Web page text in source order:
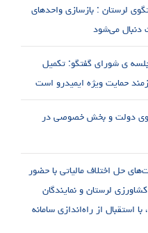
لرستان : بازسازی واحدهای
دنبال می‌شود
ی شورای گفتگو: تکمیل
حمایت ویژه ایمیدرو است
دولت و بخش خصوصی در
حل اختلاف مالیاتی با حضور
لرستان و نمایندگان
استقبال از راه‌اندازی سامانه